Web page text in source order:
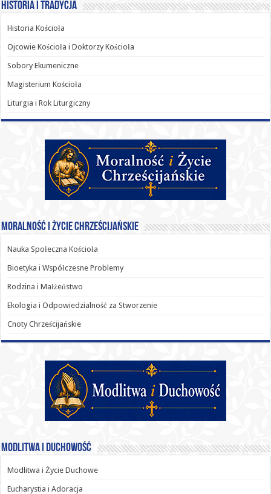
Historia i Tradycja
Historia Kościoła
Ojcowie Kościoła i Doktorzy Kościoła
Sobory Ekumeniczne
Magisterium Kościoła
Liturgia i Rok Liturgiczny
Moralność i Życie Chrześcijańskie
Nauka Społeczna Kościoła
Bioetyka i Współczesne Problemy
Rodzina i Małżeństwo
Ekologia i Odpowiedzialność za Stworzenie
Cnoty Chrześcijańskie
Modlitwa i Duchowość
Modlitwa i Życie Duchowe
Eucharystia i Adoracja